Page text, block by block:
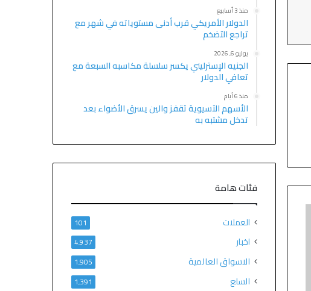
منذ 3 أسابيع
الدولار الأمريكي قرب أدنى مستوياته في شهر مع
تراجع التضخم
يوليو 6, 2026
الجنيه الإسترليني يكسر سلسلة مكاسبه السبعة مع
تعافي الدولار
منذ 6 أيام
الأسهم الآسيوية تقفز والين يسرق الأضواء بعد
تدخل مشتبه به
فئات هامة
العملات 101
اخبار 4٬937
الاسواق العالمية 1٬905
السلع 1٬391